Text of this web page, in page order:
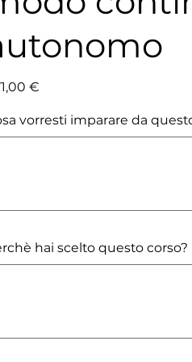
€
vorresti imparare da
hai scelto questo corso?